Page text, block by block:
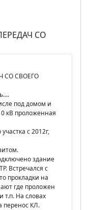
СО
СО СВОЕГО
под домом и
кВ проложенная
с 2012г,
здание
Встречался с
прокладки на
где проложен
т.п. На словах
перенос КЛ.